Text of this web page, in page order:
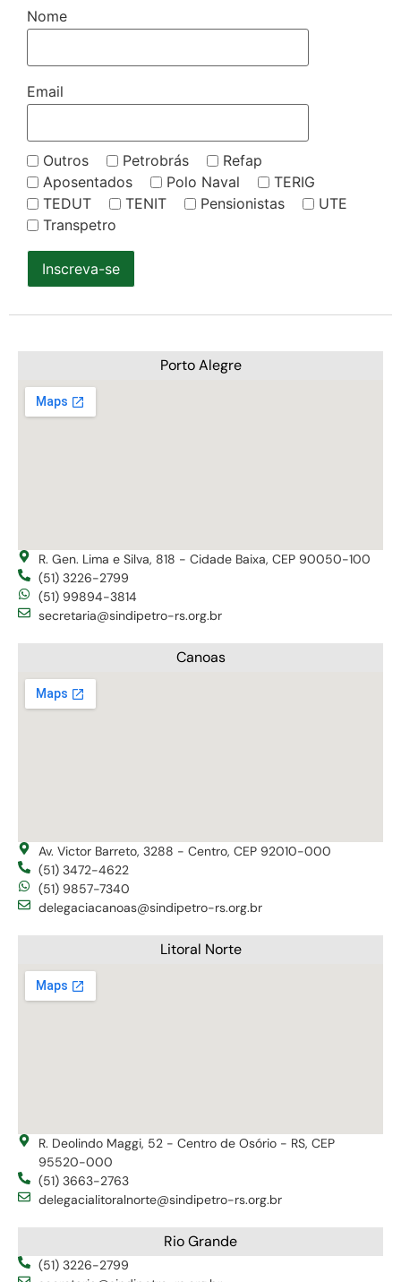
Nome
Email
Outros Petrobrás
Refap
Aposentados
Polo Naval
TERIG
TEDUT
TENIT Pensionistas
UTE
Transpetro
Inscreva-se
Porto Alegre
R. Gen. Lima e Silva, 818 - Cidade Baixa, CEP 90050-100
(51) 3226-2799
(51) 99894-3814
secretaria@sindipetro-rs.org.br
Canoas
Av. Victor Barreto, 3288 - Centro, CEP 92010-000
(51) 3472-4622
(51) 9857-7340
delegaciacanoas@sindipetro-rs.org.br
Litoral Norte
R. Deolindo Maggi, 52 - Centro de Osório - RS, CEP
95520-000
(51) 3663-2763
delegacialitoralnorte@sindipetro-rs.org.br
Rio Grande
(51) 3226-2799